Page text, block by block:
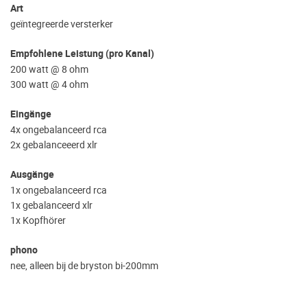
Art
geïntegreerde versterker
Empfohlene Leistung (pro Kanal)
200 watt @ 8 ohm
300 watt @ 4 ohm
Eingänge
4x ongebalanceerd rca
2x gebalanceeerd xlr
Ausgänge
1x ongebalanceerd rca
1x gebalanceerd xlr
1x Kopfhörer
phono
nee, alleen bij de bryston bi-200mm